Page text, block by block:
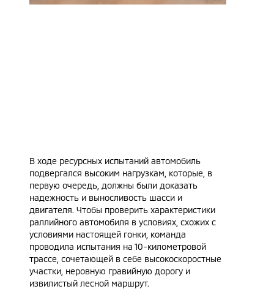
В ходе ресурсных испытаний автомобиль
подвергался высоким нагрузкам, которые, в
первую очередь, должны были доказать
надежность и выносливость шасси и
двигателя. Чтобы проверить характеристики
раллийного автомобиля в условиях, схожих с
условиями настоящей гонки, команда
проводила испытания на 10-километровой
трассе, сочетающей в себе высокоскоростные
участки, неровную гравийную дорогу и
извилистый лесной маршрут.